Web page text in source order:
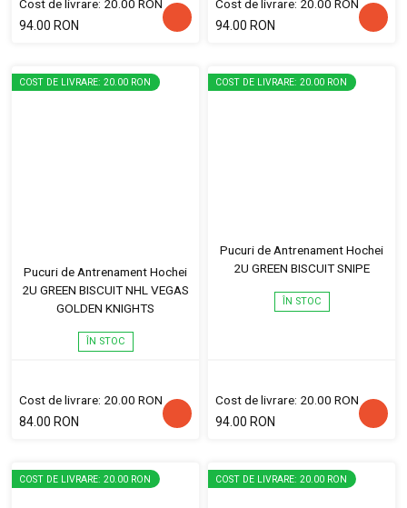
Cost de livrare: 20.00 RON
94.00 RON
Cost de livrare: 20.00 RON
94.00 RON
COST DE LIVRARE: 20.00 RON
Pucuri de Antrenament Hochei
2U GREEN BISCUIT NHL VEGAS
GOLDEN KNIGHTS
ÎN STOC
Cost de livrare: 20.00 RON
84.00 RON
COST DE LIVRARE: 20.00 RON
Pucuri de Antrenament Hochei
2U GREEN BISCUIT SNIPE
ÎN STOC
Cost de livrare: 20.00 RON
94.00 RON
COST DE LIVRARE: 20.00 RON COST DE LIVRARE: 20.00 RON